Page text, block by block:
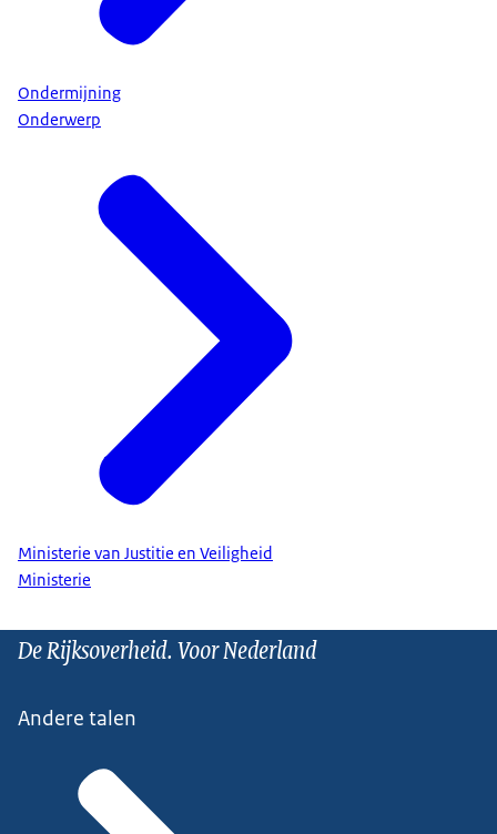
Ondermijning
Onderwerp
Ministerie van Justitie en Veiligheid
Ministerie
De Rijksoverheid. Voor Nederland
Andere talen